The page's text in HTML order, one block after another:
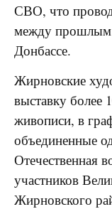
СВО, что
между прошлым
Донбассе.
Жирновские
выставку более
живописи, в
объединенные
Отечественная
участников
Жирновского